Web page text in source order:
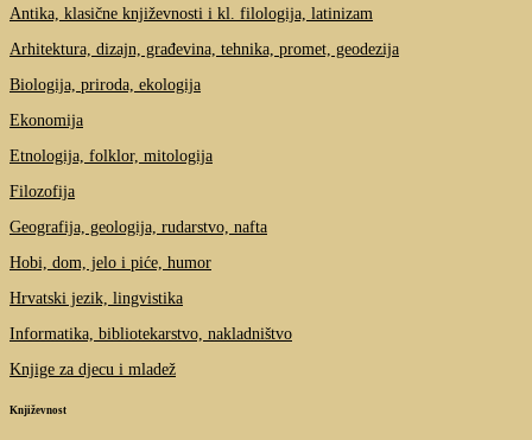
Antika, klasične književnosti i kl. filologija, latinizam
Arhitektura, dizajn, građevina, tehnika, promet, geodezija
Biologija, priroda, ekologija
Ekonomija
Etnologija, folklor, mitologija
Filozofija
Geografija, geologija, rudarstvo, nafta
Hobi, dom, jelo i piće, humor
Hrvatski jezik, lingvistika
Informatika, bibliotekarstvo, nakladništvo
Knjige za djecu i mladež
Književnost